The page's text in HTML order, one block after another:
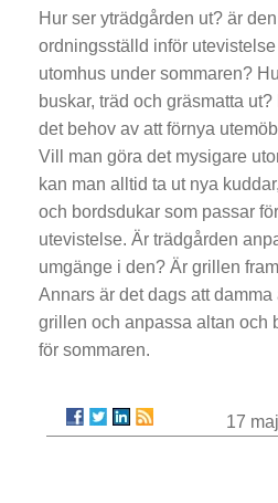
Hur ser yträdgården ut? är
ordningsställd inför utevistelse
utomhus under sommaren?
buskar, träd och gräsmatta ut?
det behov av att förnya
Vill man göra det mysigare
kan man alltid ta ut nya
och bordsdukar som passar för
utevistelse. Är trädgården
umgänge i den? Är grillen
Annars är det dags att damma
grillen och anpassa altan och
för sommaren.
17